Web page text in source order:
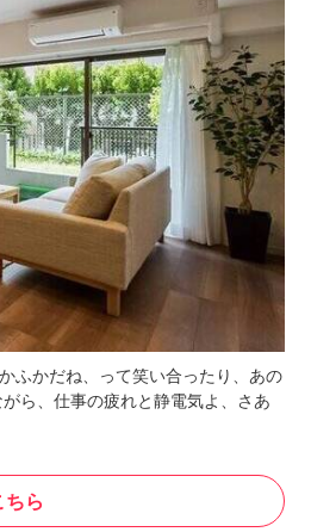
ふかだね、って笑い合ったり、あの
ら、仕事の疲れと静電気よ、さあ
ちら